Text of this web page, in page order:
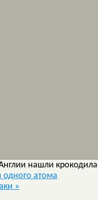
нашли
одного атома
»